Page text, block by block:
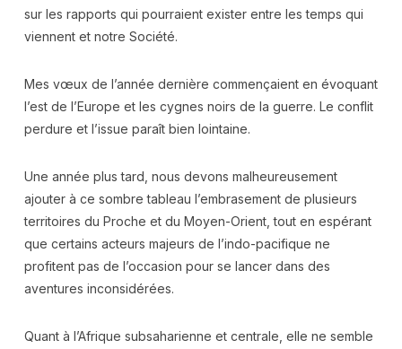
sur les rapports qui pourraient exister entre les temps qui
viennent et notre Société.
Mes vœux de l’année dernière commençaient en évoquant
l’est de l’Europe et les cygnes noirs de la guerre. Le conflit
perdure et l’issue paraît bien lointaine.
Une année plus tard, nous devons malheureusement
ajouter à ce sombre tableau l’embrasement de plusieurs
territoires du Proche et du Moyen-Orient, tout en espérant
que certains acteurs majeurs de l’indo-pacifique ne
profitent pas de l’occasion pour se lancer dans des
aventures inconsidérées.
Quant à l’Afrique subsaharienne et centrale, elle ne semble